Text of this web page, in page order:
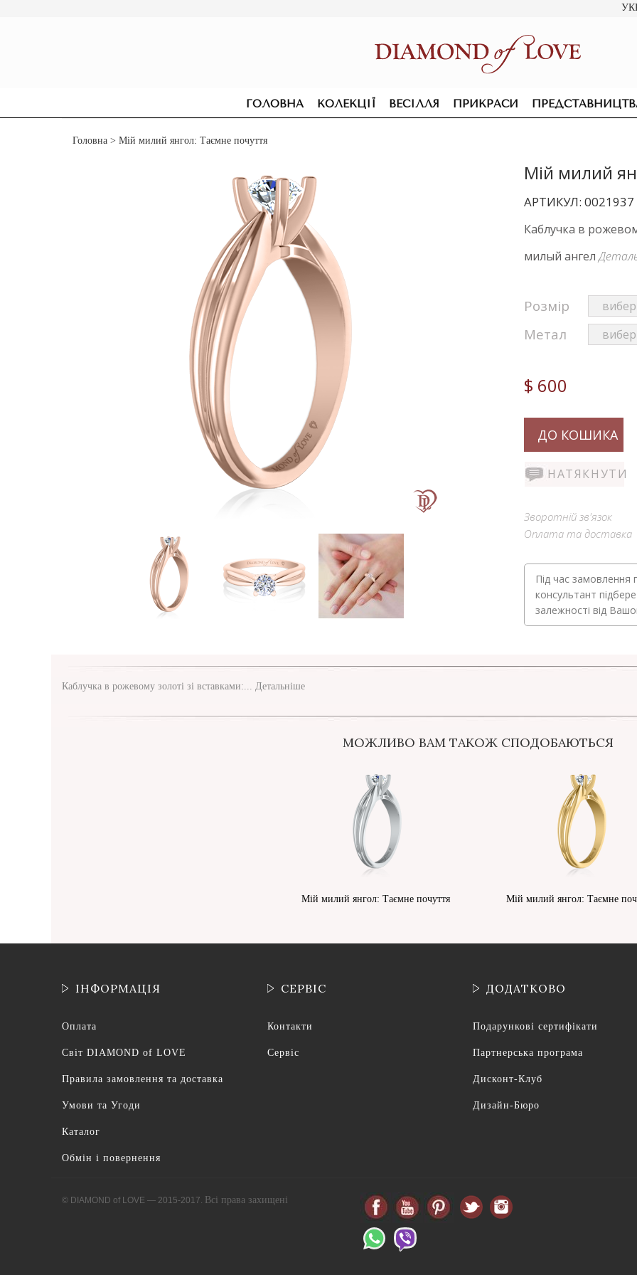
ГОЛОВНА КОЛЕКЦІЇ ВЕСІЛЛЯ
ДЛЯ ЗАРУЧИН
ПРИКРАСИ
СЕРЕЖКИ ПІДВІСКИ ТА КОЛЬЄ
Головна > Мій милий янгол: Таємне почуття
Мій милий
АРТИКУЛ: 0021937
Каблучка в
милый ангел
Розмір
Метал
$ 600
ДО КОШИКА
НАТЯКНУТИ
Зворотній зв'язок
Оплата та доставка
Під час замовлення
консультант
залежності від
Каблучка в рожевому золоті зі вставками:... Детальніше
МОЖЛИВО ВАМ ТАКОЖ СПОДОБАЮТЬСЯ
Мій милий янгол: Таємне почуття Мій милий янгол: Таємне
ІНФОРМАЦІЯ
Оплата
Світ DIAMOND of LOVE
Правила замовлення та доставка
Умови та Угоди
Каталог
Обмін і повернення
СЕРВІС
Контакти
Сервіс
ДОДАТКОВО
Подарункові сертифікати
Партнерська програма
Дисконт-Клуб
Дизайн-Бюро
© DIAMOND of LOVE — 2015-2017. Всі права захищені